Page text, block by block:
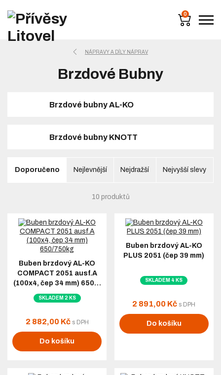
0
NÁPRAVY A DÍLY NÁPRAV
Brzdové Bubny
Brzdové bubny AL-KO
Brzdové bubny KNOTT
Doporučeno Nejlevnější Nejdražší Nejvyšší slevy
10 produktů
Buben brzdový AL-KO
COMPACT 2051 ausf.A
(100x4, čep 34 mm) 650…
SKLADEM 2 KS
2 882,00 Kč s DPH
Do košíku
Buben brzdový AL-KO
PLUS 2051 (čep 39 mm)
SKLADEM 4 KS
2 891,00 Kč s DPH
Do košíku